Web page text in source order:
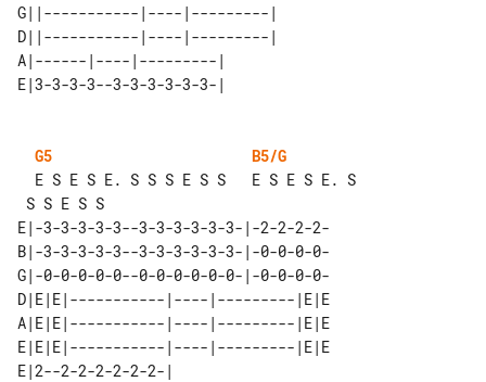
G||-----------|----|---------|
D||-----------|----|---------|
A|------|----|---------|
G5
B5/G
E|-3-3-3-3-3--3-3-3-3-3-3-|-2-2-2-2-
B|-3-3-3-3-3--3-3-3-3-3-3-|-0-0-0-0-
G|-0-0-0-0-0--0-0-0-0-0-0-|-0-0-0-0-
D|E|E|-----------|----|---------|E|E
A|E|E|-----------|----|---------|E|E
E|E|E|-----------|----|---------|E|E
E|2--2-2-2-2-2-2-|